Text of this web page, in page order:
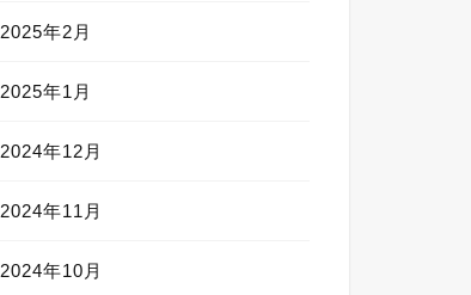
2025年2月
2025年1月
2024年12月
2024年11月
2024年10月